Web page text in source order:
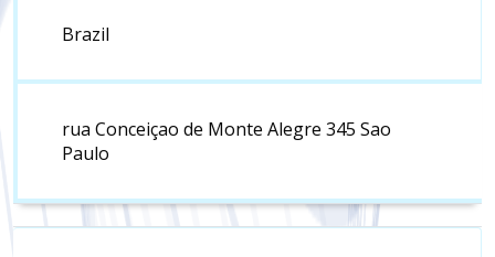
Brazil
rua Conceiçao de Monte Alegre 345 Sao
Paulo